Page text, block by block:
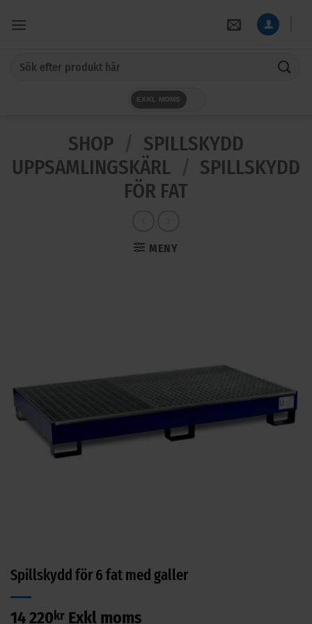
EXKL MOMS
SHOP
SPILLSKYDD
UPPSAMLINGSKÄRL
SPILLSKYDD
FÖR FAT
MENY
Spillskydd för 6 fat med galler
14 220 kr Exkl moms